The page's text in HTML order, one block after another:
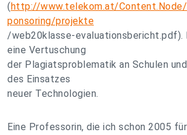
(http://www.telekom.at/
ponsoring/projekte
/web20klasse-evaluationsbericht.pdf).
eine Vertuschung
der Plagiatsproblematik an Schulen
des Einsatzes
neuer Technologien.
Eine Professorin, die ich schon 2005